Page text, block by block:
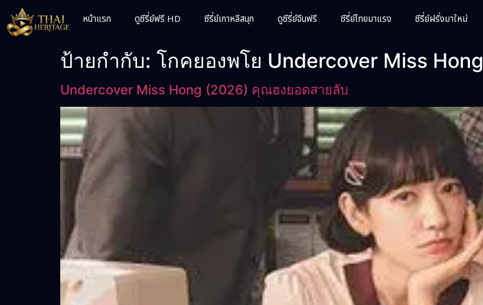
หน้าแรก ดูซีรี่ย์ฟรี HD ซีรี่ย์เกาหลีสนุก ดูซีรี่ย์จีนฟรี ซีรี่ย์ไทยมาแรง ซีรี่ย์ฝรั่งมาใหม่
ป้ายกำกับ: โกคยองพโย Undercover Miss Hong
Undercover Miss Hong (2026) คุณฮงยอดสายลับ